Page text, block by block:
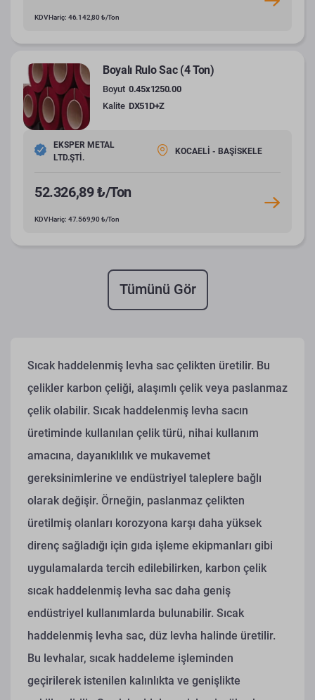
KDV Hariç: 46.142,80 ₺/Ton
Boyalı Rulo Sac (4 Ton)
Boyut 0.45x1250.00
Kalite DX51D+Z
EKSPER METAL
LTD.ŞTİ.
KOCAELİ - BAŞİSKELE
52.326,89 ₺/Ton
KDV Hariç: 47.569,90 ₺/Ton
Tümünü Gör
Sıcak haddelenmiş levha sac çelikten üretilir. Bu
çelikler karbon çeliği, alaşımlı çelik veya paslanmaz
çelik olabilir. Sıcak haddelenmiş levha sacın
üretiminde kullanılan çelik türü, nihai kullanım
amacına, dayanıklılık ve mukavemet
gereksinimlerine ve endüstriyel taleplere bağlı
olarak değişir. Örneğin, paslanmaz çelikten
üretilmiş olanları korozyona karşı daha yüksek
direnç sağladığı için gıda işleme ekipmanları gibi
uygulamalarda tercih edilebilirken, karbon çelik
sıcak haddelenmiş levha sac daha geniş
endüstriyel kullanımlarda bulunabilir. Sıcak
haddelenmiş levha sac, düz levha halinde üretilir.
Bu levhalar, sıcak haddeleme işleminden
geçirilerek istenilen kalınlıkta ve genişlikte